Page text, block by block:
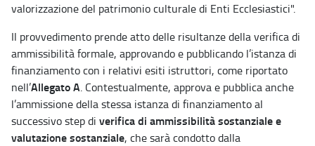
valorizzazione del patrimonio culturale di Enti Ecclesiastici".
Il provvedimento prende atto delle risultanze della verifica di
ammissibilità formale, approvando e pubblicando l’istanza di
finanziamento con i relativi esiti istruttori, come riportato
nell’Allegato A. Contestualmente, approva e pubblica anche
l’ammissione della stessa istanza di finanziamento al
successivo step di verifica di ammissibilità sostanziale e
valutazione sostanziale, che sarà condotto dalla